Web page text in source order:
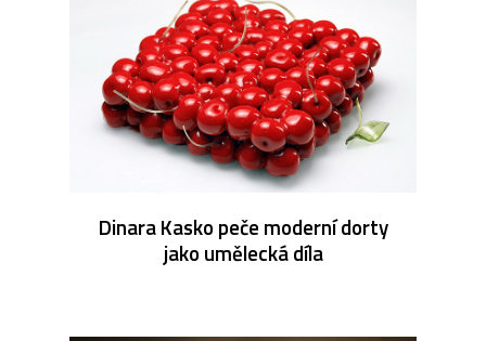
Dinara Kasko peče moderní dorty
jako umělecká díla